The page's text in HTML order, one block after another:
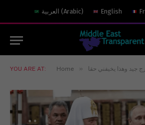
العربية (Arabic) English
YOU ARE AT: Home » جيد وهذا يخيفني حقا